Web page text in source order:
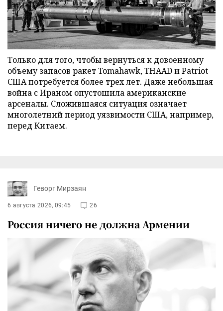
Только для того, чтобы вернуться к довоенному
объему запасов ракет Tomahawk, THAAD и Patriot
США потребуется более трех лет. Даже небольшая
война с Ираном опустошила американские
арсеналы. Сложившаяся ситуация означает
многолетний период уязвимости США, например,
перед Китаем.
Геворг Мирзаян
6 августа 2026, 09:45 26
Россия ничего не должна Армении